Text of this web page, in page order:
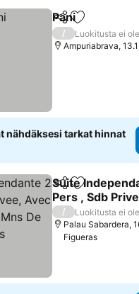
Jaa Lisää
Pani
/
Luokitusta ei
Ampuriabrava,
nähdäksesi tarkat hinnat
Jaa Lisää
Suite
Pers , Sdb
Piscine A 5 Mns
Katso hinnat
/
Luokitusta ei
Palau Sabardera,
Figueras